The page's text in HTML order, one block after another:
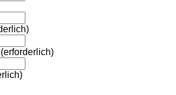
(erforderlich)